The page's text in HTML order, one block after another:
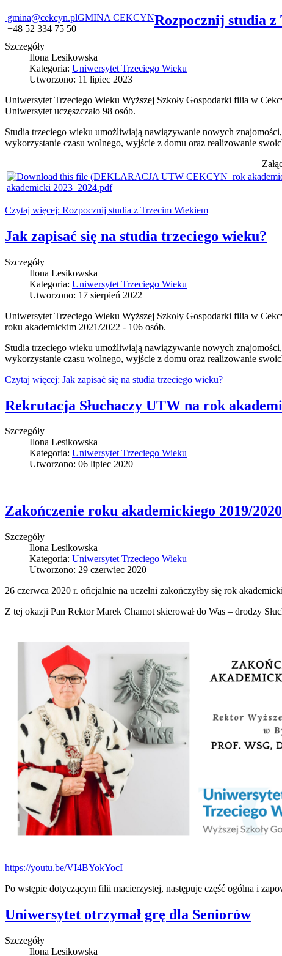
gmina@cekcyn.pl
+48 52 334 75 50
GMINA CEKCYNRozpocznij studia
Szczegóły
Ilona Lesikowska
Kategoria: Uniwersytet Trzeciego Wieku
Utworzono: 11 lipiec 2023
Uniwersytet Trzeciego Wieku Wyższej Szkoły Gospodarki filia w
Uniwersytet uczęszczało 98 osób.
Studia trzeciego wieku umożliwiają nawiązywanie nowych
wykorzystanie czasu wolnego, wyjście z domu oraz realizowanie
akademicki 2023_2024.pdf
Czytaj więcej: Rozpocznij studia z Trzecim Wiekiem
Jak zapisać się na studia trzeciego wieku?
Szczegóły
Ilona Lesikowska
Kategoria: Uniwersytet Trzeciego Wieku
Utworzono: 17 sierpień 2022
Uniwersytet Trzeciego Wieku Wyższej Szkoły Gospodarki filia w
roku akademickim 2021/2022 - 106 osób.
Studia trzeciego wieku umożliwiają nawiązywanie nowych
wykorzystanie czasu wolnego, wyjście z domu oraz realizowanie
Czytaj więcej: Jak zapisać się na studia trzeciego wieku?
Rekrutacja Słuchaczy UTW na rok
Szczegóły
Ilona Lesikowska
Kategoria: Uniwersytet Trzeciego Wieku
Utworzono: 06 lipiec 2020
Zakończenie roku akademickiego 2019/2020
Szczegóły
Ilona Lesikowska
Kategoria: Uniwersytet Trzeciego Wieku
Utworzono: 29 czerwiec 2020
26 czerwca 2020 r. oficjalnie na uczelni zakończyłby się rok
Z tej okazji Pan Rektor Marek Chamot skierował do Was – drodzy
https://youtu.be/VI4BYokYocI
Po wstępie dotyczącym filii macierzystej, następuje część ogólna i
Uniwersytet otrzymał grę dla Seniorów
Szczegóły
Ilona Lesikowska